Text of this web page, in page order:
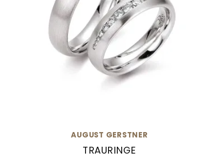
AUGUST GERSTNER
TRAURINGE